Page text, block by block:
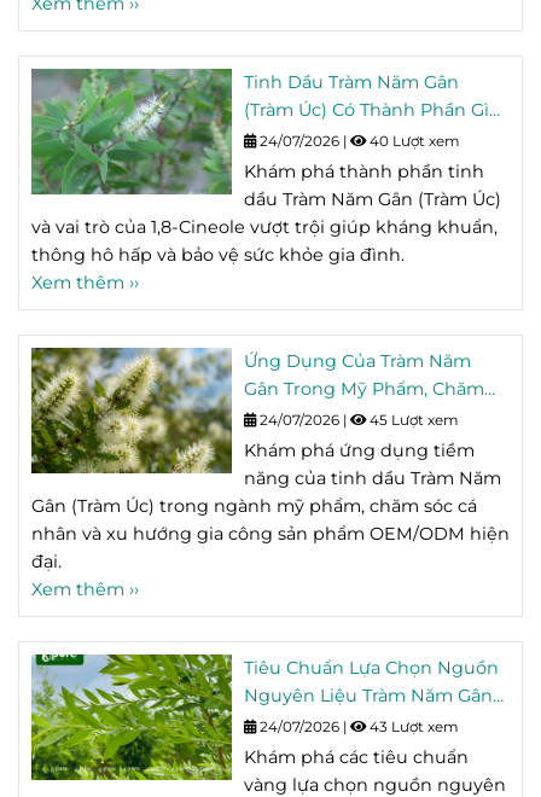
Tinh Dầu Tràm Năm Gân
(Tràm Úc) Có Thành Phần Gì?
Tìm Hiểu Hoạt Chất 1,8-
Cineole
24/07/2026 | 40 Lượt xem
Khám phá thành phần tinh
dầu Tràm Năm Gân (Tràm Úc)
và vai trò của 1,8-Cineole vượt trội giúp kháng khuẩn,
thông hô hấp và bảo vệ sức khỏe gia đình.
Xem thêm ››
Ứng Dụng Của Tràm Năm
Gân Trong Mỹ Phẩm, Chăm
Sóc Cá Nhân Và OEM/ODM
24/07/2026 | 45 Lượt xem
Khám phá ứng dụng tiềm
năng của tinh dầu Tràm Năm
Gân (Tràm Úc) trong ngành mỹ phẩm, chăm sóc cá
nhân và xu hướng gia công sản phẩm OEM/ODM hiện
đại.
Xem thêm ››
Tiêu Chuẩn Lựa Chọn Nguồn
Nguyên Liệu Tràm Năm Gân
Chất Lượng Cho Sản Xuất
Tinh Dầu
24/07/2026 | 43 Lượt xem
Khám phá các tiêu chuẩn
vàng lựa chọn nguồn nguyên